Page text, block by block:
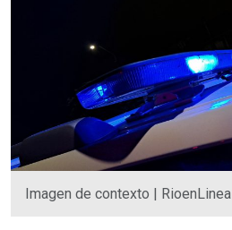
Imagen de contexto | RioenLinea